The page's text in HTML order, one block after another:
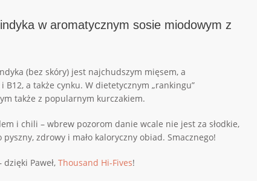
w aromatycznym sosie miodowym z
(bez skóry) jest najchudszym mięsem, a
a także cynku. W dietetycznym „rankingu”
także z popularnym kurczakiem.
i chili – wbrew pozorom danie wcale nie jest za słodkie,
zdrowy i mało kaloryczny obiad. Smacznego!
Paweł, Thousand Hi-Fives!